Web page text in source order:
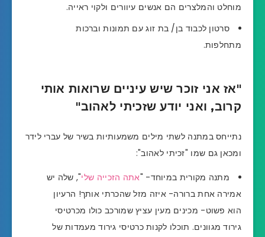
מוחלט והמלצרים הם אנשים עיוורים ולקוי ראייה.
סרטון לכבוד בן/ בת זוג עם תמונות וברכות
מתחלפות.
"אז אני זוכר שיש עיניים שרואות אותי
קרוב, ואני יודע שזכיתי לאהוב"
נתייחס במתנה לשתי מילים משמעותיות בשיר של עברי לידר
ומכאן גם שמו "זכיתי לאהוב":
מתנה מקורית במיוחד- "אתה הזכייה שלי", שלה יש
אמירה אחת ברורה- איזה מזל שהכרתי אותך! הרעיון
הוא פשוט- מכינים מעין עציץ שמורכב כולו מכרטיסי
גירוד מגוונים. תוכלו לקנות כרטיסי גירוד מעמדות של